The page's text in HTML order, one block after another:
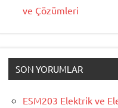
ve Çözümleri
SON YORUMLAR
ESM203 Elektrik ve